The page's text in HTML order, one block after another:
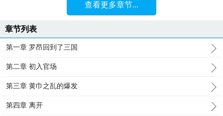
查看更多章节...
章节列表
第一章 罗昂回到了三国
第二章 初入官场
第三章 黄巾之乱的爆发
第四章 离开